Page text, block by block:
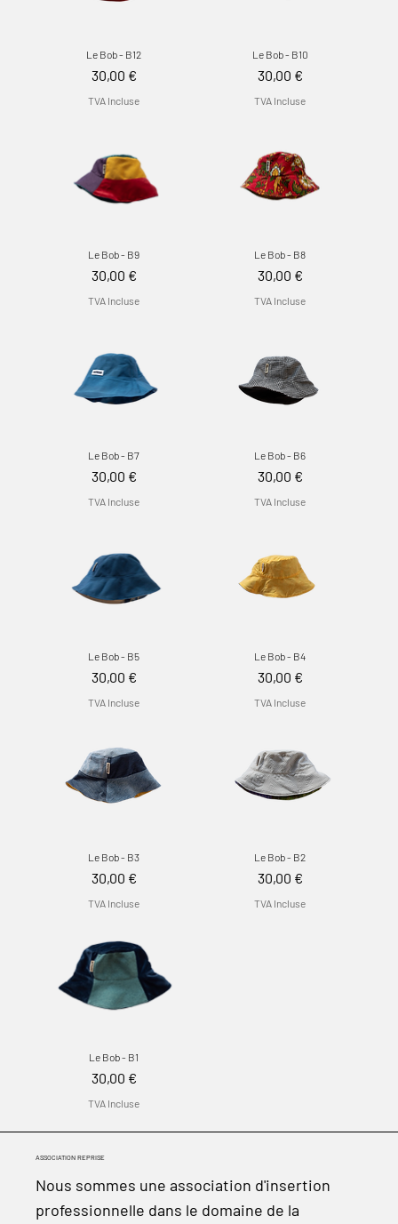
Le Bob - B12
Prix
30,00 €
TVA Incluse
Le Bob - B10
Prix
30,00 €
TVA Incluse
Le Bob - B9
Prix
30,00 €
TVA Incluse
Le Bob - B8
Prix
30,00 €
TVA Incluse
Le Bob - B7
Prix
30,00 €
TVA Incluse
Le Bob - B6
Prix
30,00 €
TVA Incluse
Le Bob - B5
Prix
30,00 €
TVA Incluse
Le Bob - B4
Prix
30,00 €
TVA Incluse
Le Bob - B3
Prix
30,00 €
TVA Incluse
Le Bob - B2
Prix
30,00 €
TVA Incluse
Le Bob - B1
Prix
30,00 €
TVA Incluse
ASSOCIATION REPRISE
Nous sommes une association d'insertion
professionnelle dans le domaine de la